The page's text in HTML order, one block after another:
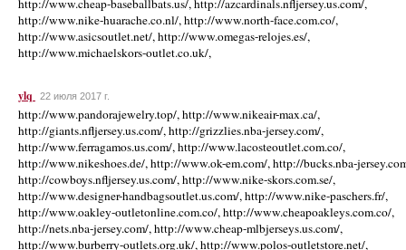
http://www.cheap-baseballbats.us/, http://azcardinals.nfljersey.us.com/,
http://www.nike-huarache.co.nl/, http://www.north-face.com.co/,
http://www.asicsoutlet.net/, http://www.omegas-relojes.es/,
http://www.michaelskors-outlet.co.uk/,
ylq 22 июля 2017 г.
http://www.pandorajewelry.top/, http://www.nikeair-max.ca/,
http://giants.nfljersey.us.com/, http://grizzlies.nba-jersey.com/,
http://www.ferragamos.us.com/, http://www.lacosteoutlet.com.co/,
http://www.nikeshoes.de/, http://www.ok-em.com/, http://bucks.nba-
http://cowboys.nfljersey.us.com/, http://www.nike-skors.com.se/,
http://www.designer-handbagsoutlet.us.com/, http://www.nike-paschers.fr/,
http://www.oakley-outletonline.com.co/, http://www.cheapoakleys.com.co/,
http://nets.nba-jersey.com/, http://www.cheap-mlbjerseys.us.com/,
http://www.burberry-outlets.org.uk/, http://www.polos-outletstore.net/,